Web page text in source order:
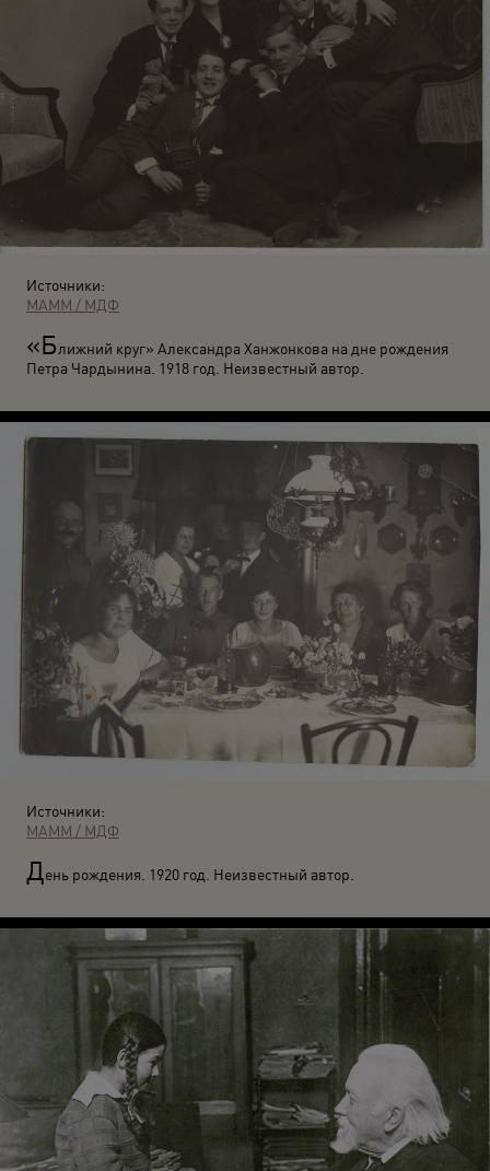
Источники:
МАММ / МДФ
«Ближний круг» Александра Ханжонкова на дне рождения
Петра Чардынина. 1918 год. Неизвестный автор.
Источники:
МАММ / МДФ
День рождения. 1920 год. Неизвестный автор.